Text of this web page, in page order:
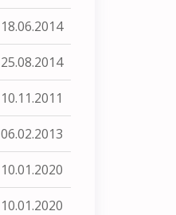
18.06.2014
25.08.2014
10.11.2011
06.02.2013
10.01.2020
10.01.2020